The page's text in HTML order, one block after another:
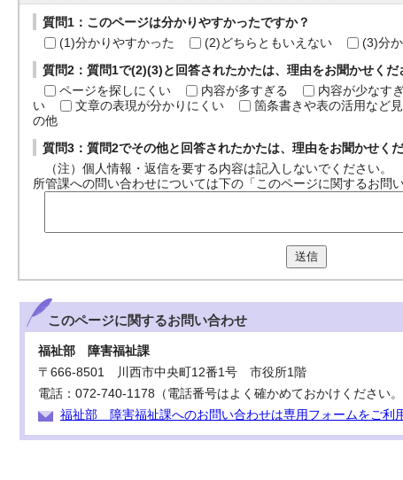
質問1：このページは分かりやすかったですか？
(1)分かりやすかった
(2)どちらともいえない (3)分
質問2：質問1で(2)(3)と回答されたかたは、理由をお聞かせくだ
ページを探しにくい
内容が多すぎる 内容が少なす
い
文章の表現が分かりにくい 箇条書きや表の活用など
の他
質問3：質問2でその他と回答されたかたは、理由をお聞かせくだ
（注）個人情報・返信を要する内容は記入しないでください。
所管課への問い合わせについては下の「このページに関するお問い
送信
このページに関するお問い合わせ
福祉部 障害福祉課
〒666-8501 川西市中央町12番1号 市役所1階
電話：072-740-1178（電話番号はよく確かめておかけください。
福祉部 障害福祉課へのお問い合わせは専用フォームをご利